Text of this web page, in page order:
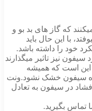
که گاز های بد بو و
با این حال باید
خود را داشته باشد.
نیز تاثیر میگذارند
است که همیشه
سیفون خشک نشود.ونت
در سیفون به تعادل
تماس بگیرید.